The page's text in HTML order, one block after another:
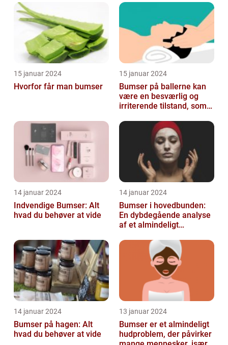
15 januar 2024
Hvorfor får man bumser
15 januar 2024
Bumser på ballerne kan
være en besværlig og
irriterende tilstand, som
oplever på et ...
14 januar 2024
Indvendige Bumser: Alt
hvad du behøver at vide
14 januar 2024
Bumser i hovedbunden:
En dybdegående analyse
af et almindeligt
14 januar 2024
Bumser på hagen: Alt
hvad du behøver at vide
13 januar 2024
Bumser er et almindeligt
hudproblem, der påvirker